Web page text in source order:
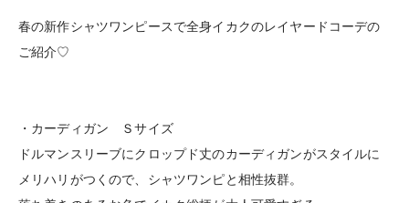
春の新作シャツワンピースで全身イカクのレイヤードコーデの
ご紹介♡
・カーディガン Ｓサイズ
ドルマンスリーブにクロップド丈のカーディガンがスタイルに
メリハリがつくので、シャツワンピと相性抜群。